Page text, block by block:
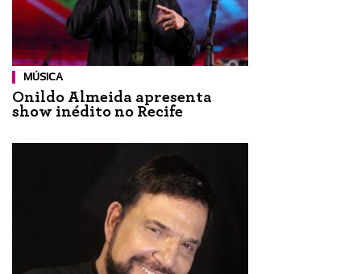
MÚSICA
Onildo Almeida apresenta
show inédito no Recife